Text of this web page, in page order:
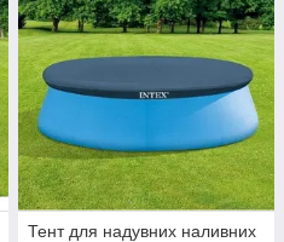
Тент для надувних наливних